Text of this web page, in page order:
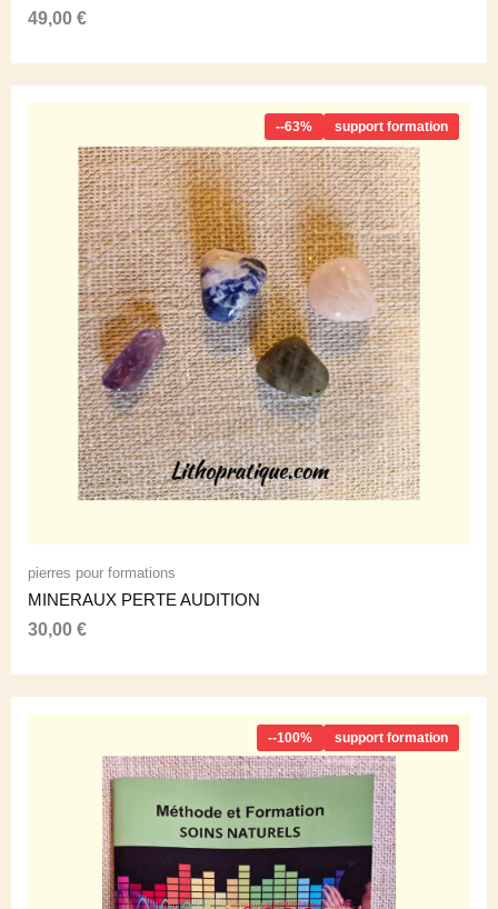
49,00 €
--63% support formation
pierres pour formations
MINERAUX PERTE AUDITION
30,00 €
--100% support formation